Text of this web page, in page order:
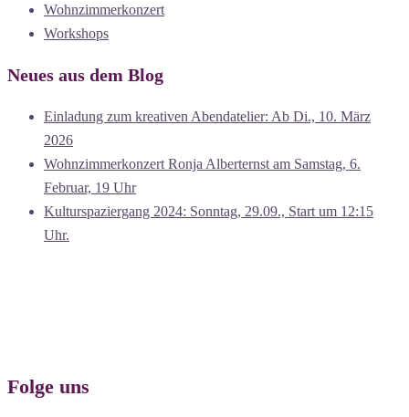
Wohnzimmerkonzert
Workshops
Neues aus dem Blog
Einladung zum kreativen Abendatelier: Ab Di., 10. März
2026
Wohnzimmerkonzert Ronja Alberternst am Samstag, 6.
Februar, 19 Uhr
Kulturspaziergang 2024: Sonntag, 29.09., Start um 12:15
Uhr.
Folge uns